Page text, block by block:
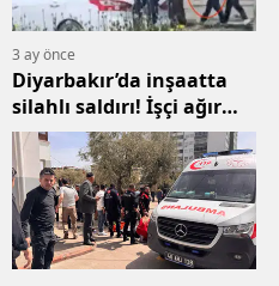
3 ay önce
Diyarbakır’da inşaatta
silahlı saldırı! İşçi ağır
yaralandı